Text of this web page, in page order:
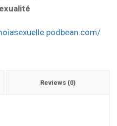
Reviews (0)